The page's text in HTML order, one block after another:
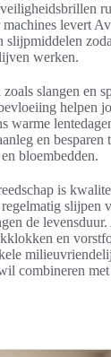
levert
slijpmiddelen
werken.
slangen en
helpen
warme
en
bloembedden.
is
slijpen
de
en
combineren